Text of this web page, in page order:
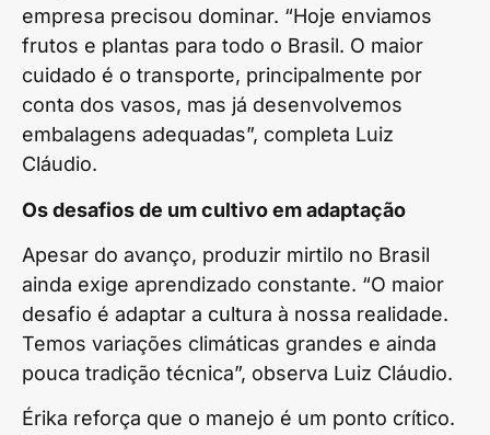
empresa precisou dominar. “Hoje enviamos
frutos e plantas para todo o Brasil. O maior
cuidado é o transporte, principalmente por
conta dos vasos, mas já desenvolvemos
embalagens adequadas”, completa Luiz
Cláudio.
Os desafios de um cultivo em adaptação
Apesar do avanço, produzir mirtilo no Brasil
ainda exige aprendizado constante. “O maior
desafio é adaptar a cultura à nossa realidade.
Temos variações climáticas grandes e ainda
pouca tradição técnica”, observa Luiz Cláudio.
Érika reforça que o manejo é um ponto crítico.